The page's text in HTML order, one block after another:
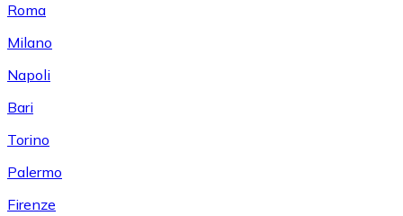
Roma
Milano
Napoli
Bari
Torino
Palermo
Firenze